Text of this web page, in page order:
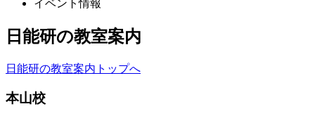
イベント情報
日能研の教室案内
日能研の教室案内トップへ
本山校